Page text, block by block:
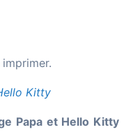
Kitty
Papa et Hello Kitty